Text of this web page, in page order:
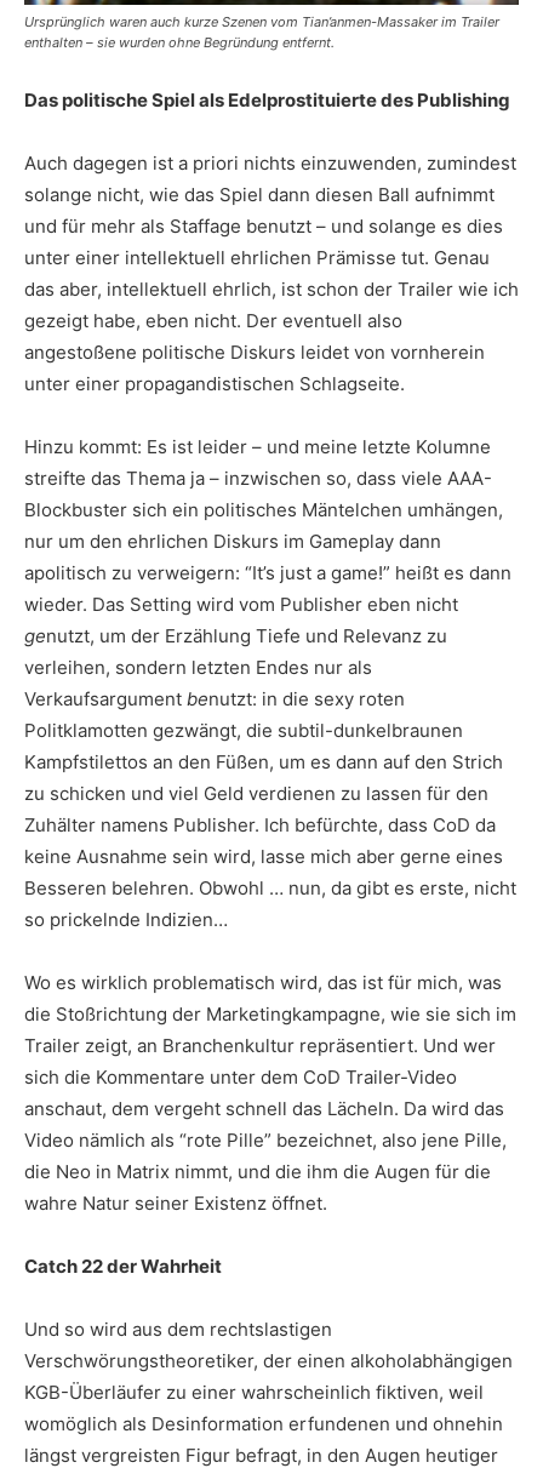
Ursprünglich waren auch kurze Szenen vom Tian’anmen-Massaker im Trailer
enthalten – sie wurden ohne Begründung entfernt.
Das politische Spiel als Edelprostituierte des Publishing
Auch dagegen ist a priori nichts einzuwenden, zumindest
solange nicht, wie das Spiel dann diesen Ball aufnimmt
und für mehr als Staffage benutzt – und solange es dies
unter einer intellektuell ehrlichen Prämisse tut. Genau
das aber, intellektuell ehrlich, ist schon der Trailer wie ich
gezeigt habe, eben nicht. Der eventuell also
angestoßene politische Diskurs leidet von vornherein
unter einer propagandistischen Schlagseite.
Hinzu kommt: Es ist leider – und meine letzte Kolumne
streifte das Thema ja – inzwischen so, dass viele AAA-
Blockbuster sich ein politisches Mäntelchen umhängen,
nur um den ehrlichen Diskurs im Gameplay dann
apolitisch zu verweigern: “It’s just a game!” heißt es dann
wieder. Das Setting wird vom Publisher eben nicht
genutzt, um der Erzählung Tiefe und Relevanz zu
verleihen, sondern letzten Endes nur als
Verkaufsargument benutzt: in die sexy roten
Politklamotten gezwängt, die subtil-dunkelbraunen
Kampfstilettos an den Füßen, um es dann auf den Strich
zu schicken und viel Geld verdienen zu lassen für den
Zuhälter namens Publisher. Ich befürchte, dass CoD da
keine Ausnahme sein wird, lasse mich aber gerne eines
Besseren belehren. Obwohl … nun, da gibt es erste, nicht
so prickelnde Indizien…
Wo es wirklich problematisch wird, das ist für mich, was
die Stoßrichtung der Marketingkampagne, wie sie sich im
Trailer zeigt, an Branchenkultur repräsentiert. Und wer
sich die Kommentare unter dem CoD Trailer-Video
anschaut, dem vergeht schnell das Lächeln. Da wird das
Video nämlich als “rote Pille” bezeichnet, also jene Pille,
die Neo in Matrix nimmt, und die ihm die Augen für die
wahre Natur seiner Existenz öffnet.
Catch 22 der Wahrheit
Und so wird aus dem rechtslastigen
Verschwörungstheoretiker, der einen alkoholabhängigen
KGB-Überläufer zu einer wahrscheinlich fiktiven, weil
womöglich als Desinformation erfundenen und ohnehin
längst vergreisten Figur befragt, in den Augen heutiger